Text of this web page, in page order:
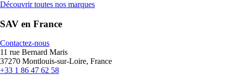
Découvrir toutes nos marques
SAV en France
Contactez-nous
11 rue Bernard Maris
37270 Montlouis-sur-Loire, France
+33 1 86 47 62 58